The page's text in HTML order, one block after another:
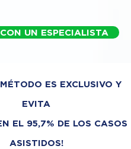
UN ESPECIALISTA
ES EXCLUSIVO Y
EVITA
EL 95,7% DE LOS CASOS
ASISTIDOS!